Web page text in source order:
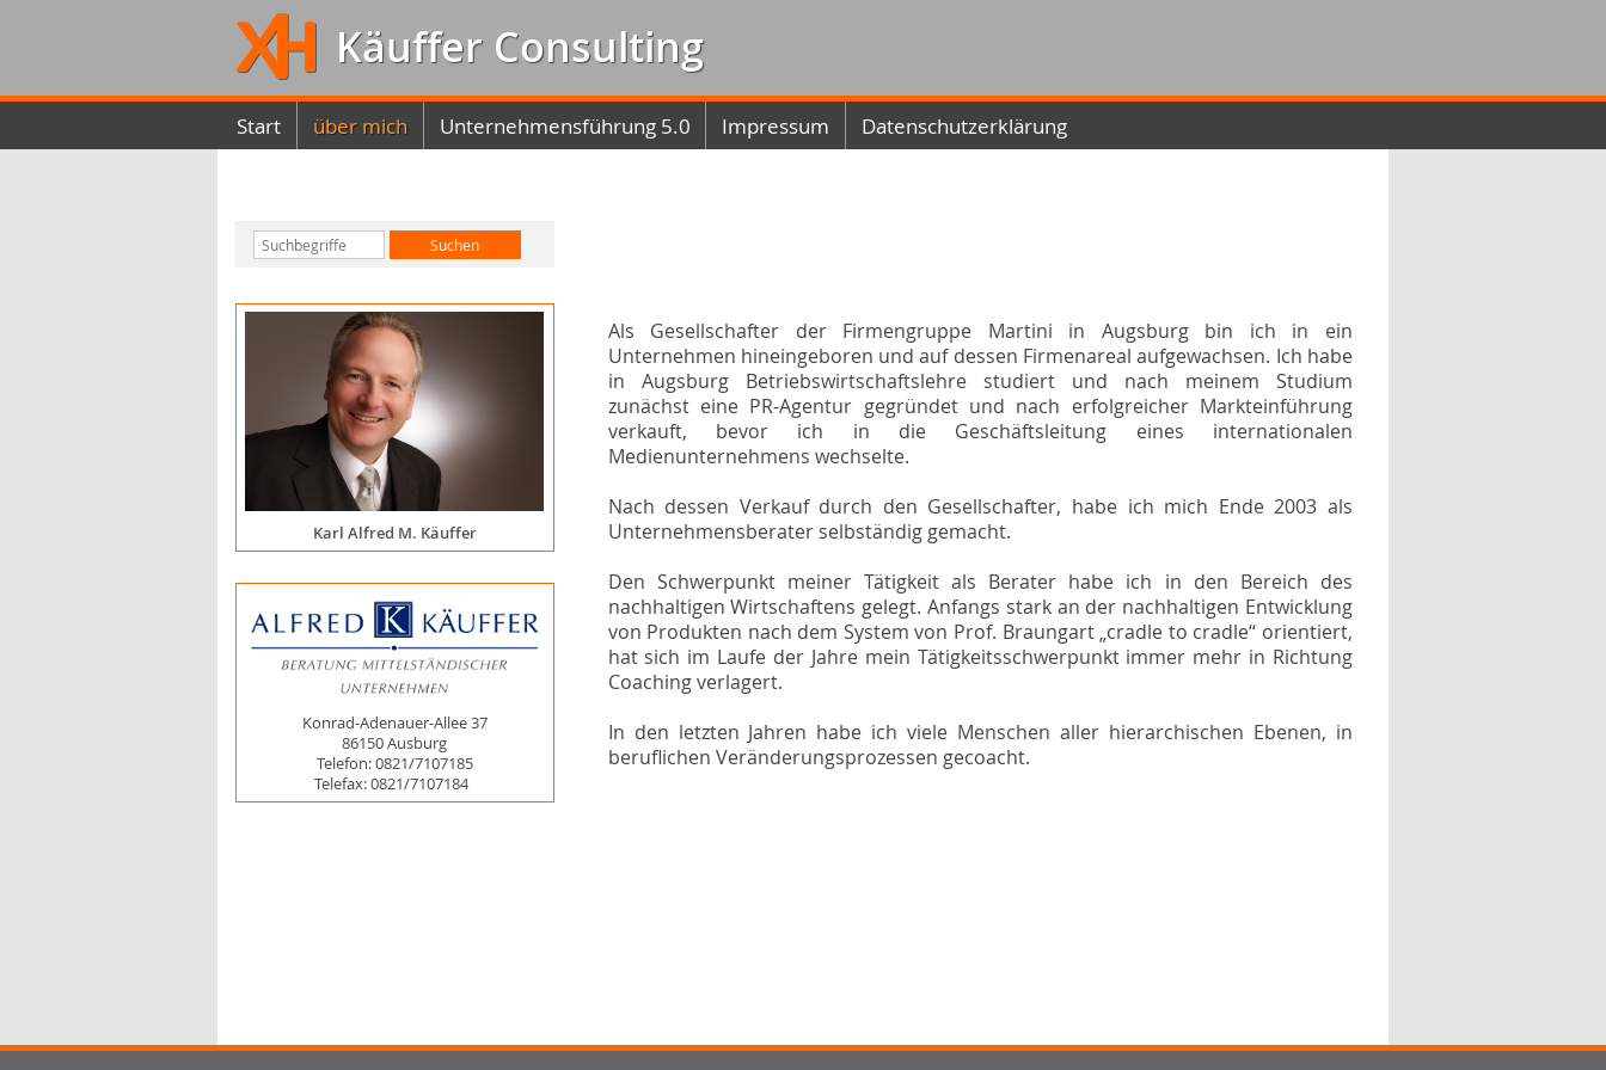
Käuffer Consulting
Start über mich Unternehmensführung 5.0 Impressum Datenschutzerklärung
Karl Alfred M. Käuffer
Konrad-Adenauer-Allee 37
86150 Ausburg
Telefon: 0821/7107185
Telefax: 0821/7107184
Als Gesellschafter der Firmengruppe Martini in Augsburg bin ich in ein
Unternehmen hineingeboren und auf dessen Firmenareal aufgewachsen. Ich habe
in Augsburg Betriebswirtschaftslehre studiert und nach meinem Studium
zunächst eine PR-Agentur gegründet und nach erfolgreicher Markteinführung
verkauft, bevor ich in die Geschäftsleitung eines internationalen
Medienunternehmens wechselte.
Nach dessen Verkauf durch den Gesellschafter, habe ich mich Ende 2003 als
Unternehmensberater selbständig gemacht.
Den Schwerpunkt meiner Tätigkeit als Berater habe ich in den Bereich des
nachhaltigen Wirtschaftens gelegt. Anfangs stark an der nachhaltigen Entwicklung
von Produkten nach dem System von Prof. Braungart „cradle to cradle“ orientiert,
hat sich im Laufe der Jahre mein Tätigkeitsschwerpunkt immer mehr in Richtung
Coaching verlagert.
In den letzten Jahren habe ich viele Menschen aller hierarchischen Ebenen, in
beruflichen Veränderungsprozessen gecoacht.